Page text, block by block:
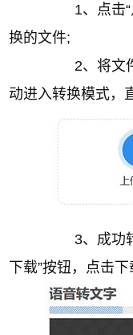
1、点击“
换的文件;
2、将文件
动进入转换模式，
3、成功转
下载”按钮，点击